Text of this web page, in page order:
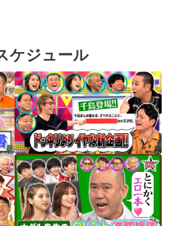
ケジュール